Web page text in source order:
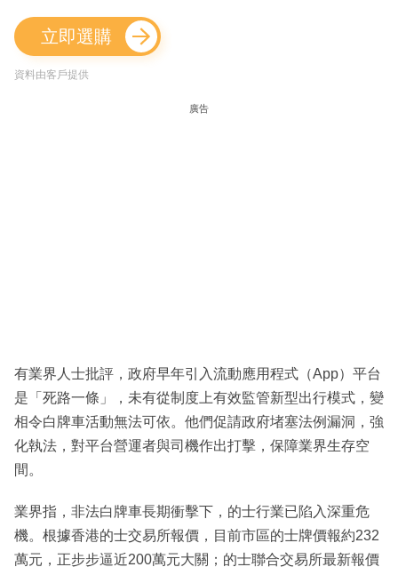
立即選購
資料由客戶提供
廣告
有業界人士批評，政府早年引入流動應用程式（App）平台
是「死路一條」，未有從制度上有效監管新型出行模式，變
相令白牌車活動無法可依。他們促請政府堵塞法例漏洞，強
化執法，對平台營運者與司機作出打擊，保障業界生存空
間。
業界指，非法白牌車長期衝擊下，的士行業已陷入深重危
機。根據香港的士交易所報價，目前市區的士牌價報約232
萬元，正步步逼近200萬元大關；的士聯合交易所最新報價